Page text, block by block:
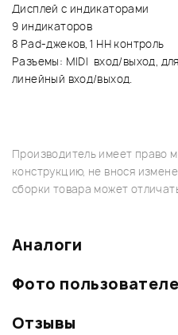
Дисплей с индикаторами
9 индикаторов
8 Pad-джеков, 1 HH контроль
Разъемы: MIDI вход/выход,
линейный вход/выход.
Производитель имеет право
конструкцию, не внося
сборки товара может
Аналоги
Фото
Загрузите свои фотографии
Отзывы